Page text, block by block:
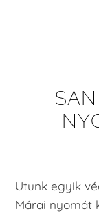
Utunk egyik
Márai nyomát